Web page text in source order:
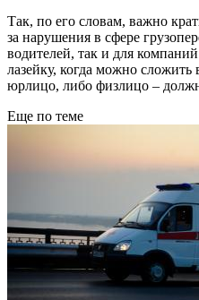
Так, по его словам, важно
за нарушения в сфере
водителей, так и для
лазейку, когда можно сложить
юрлицо, либо физлицо –
Еще по теме